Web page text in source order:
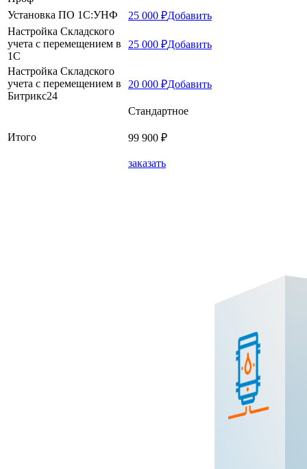
Установка ПО 1C:УНФ
25 000 ₽Добавить
Настройка Складского
учета с перемещением в
1С
25 000 ₽Добавить
Настройка Складского
учета с перемещением в
Битрикс24
20 000 ₽Добавить
Стандартное
Итого 99 900 ₽
заказать